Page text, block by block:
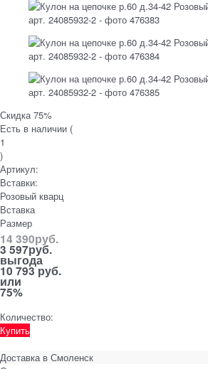
Скидка 75%
Есть в наличии (
1
)
Артикул:
Вставки:
Розовый кварц
Вставка
Размер
14 390руб.
3 597руб.
выгода
10 793 руб.
или
75%
Количество:
Купить
Доставка в Смоленск